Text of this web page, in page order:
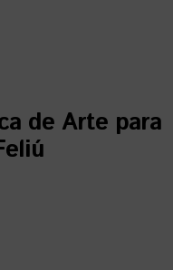
de Arte para